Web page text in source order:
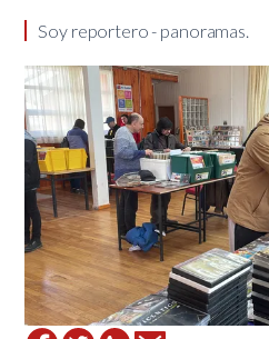
Soy reportero - panoramas.